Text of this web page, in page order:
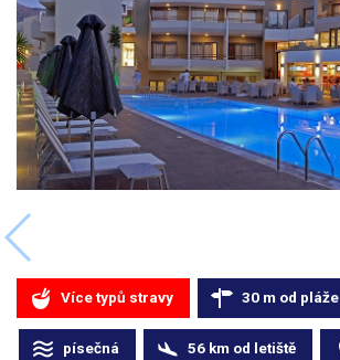
Více typů stravy 30 m od pláže
písečná 56 km od letiště